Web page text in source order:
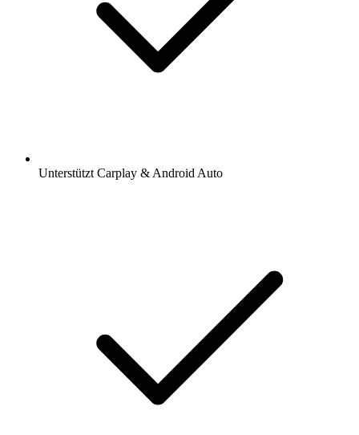
Unterstützt Carplay & Android Auto